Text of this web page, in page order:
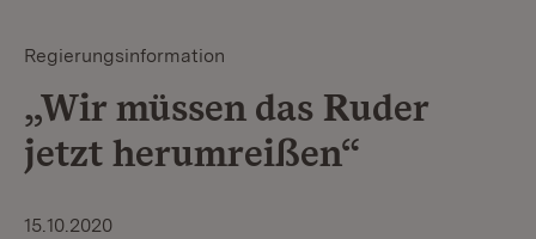
Regierungsinformation
„Wir müssen das Ruder
jetzt herumreißen“
15.10.2020